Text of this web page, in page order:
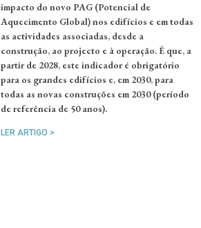
impacto do novo PAG (Potencial de
Aquecimento Global) nos edifícios e em todas
as actividades associadas, desde a
construção, ao projecto e à operação. É que, a
partir de 2028, este indicador é obrigatório
para os grandes edifícios e, em 2030, para
todas as novas construções em 2030 (período
de referência de 50 anos).
LER ARTIGO >